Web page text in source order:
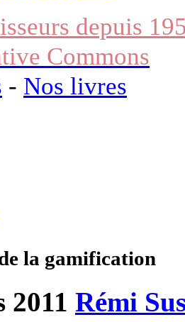
depuis
Commons
- Nos livres
la gamification
2011 Rémi